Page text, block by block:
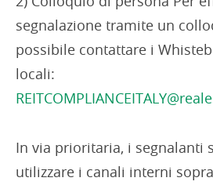
segnalazione tramite un
possibile contattare i
locali:
In via prioritaria, i segnalanti
utilizzare i canali interni